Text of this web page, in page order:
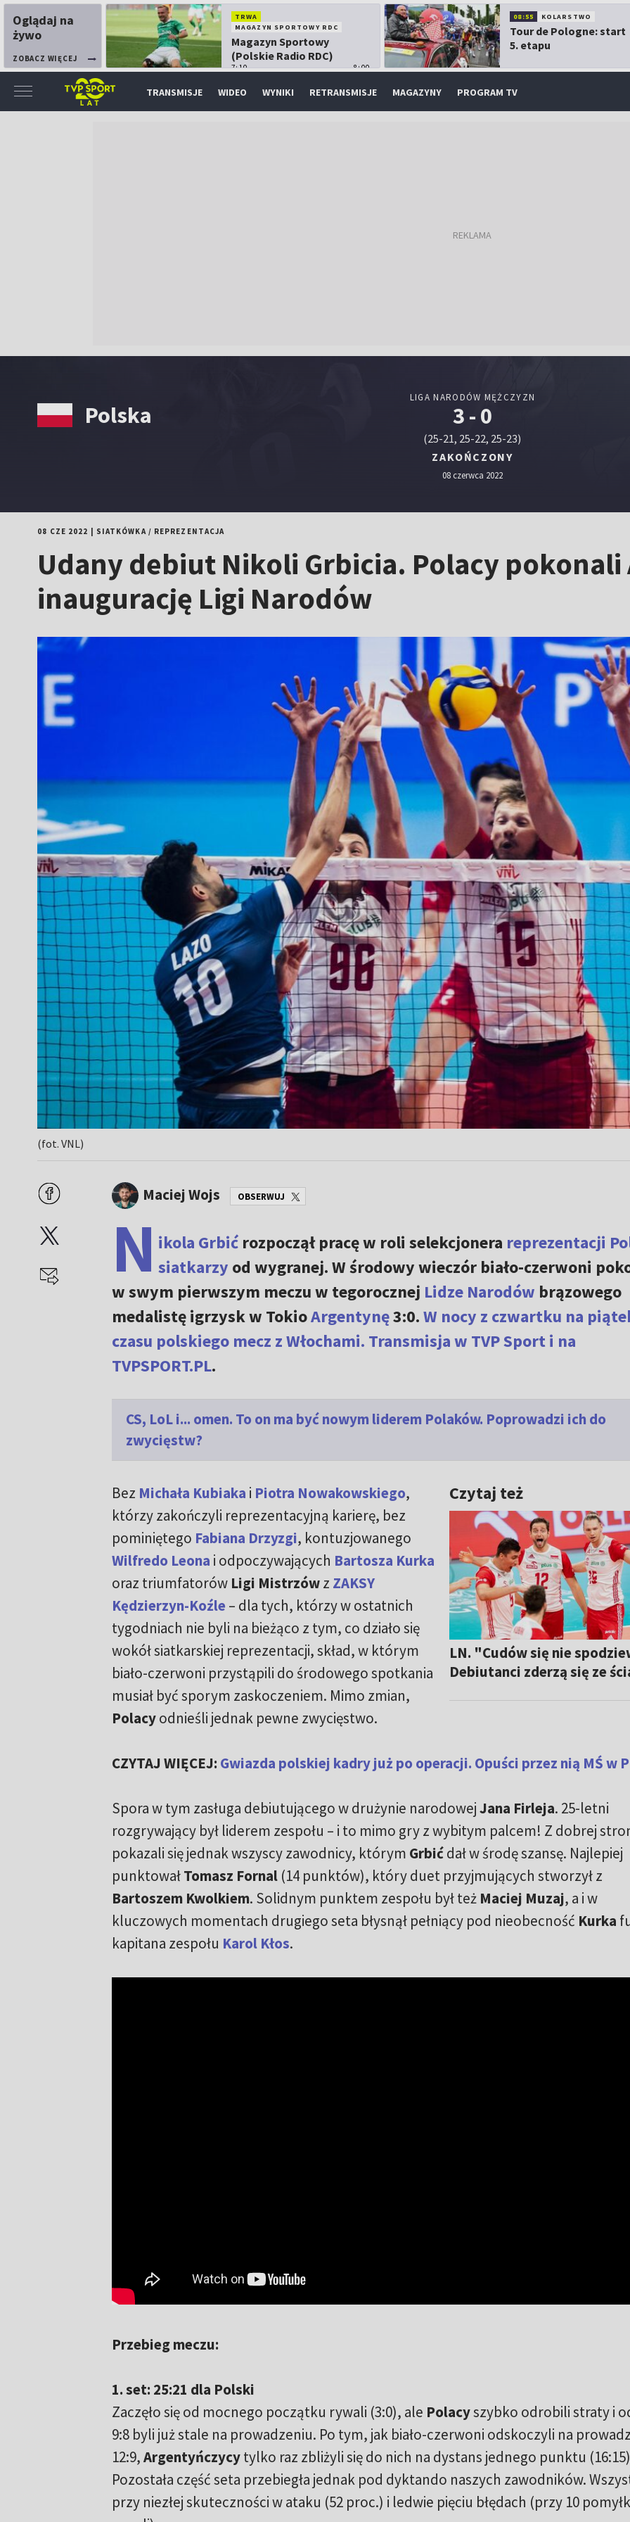
Oglądaj na
żywo
ZOBACZ WIĘCEJ
TRWA
MAGAZYN SPORTOWY RDC
Magazyn Sportowy
(Polskie Radio RDC)
7:10 8:00
08:55 KOLARSTWO
Tour de Pologne: start
5. etapu
TRANSMISJE WIDEO WYNIKI RETRANSMISJE MAGAZYNY PROGRAM TV
Polska
LIGA NARODÓW MĘŻCZYZN
3 - 0
(25-21, 25-22, 25-23)
ZAKOŃCZONY
08 czerwca 2022
08 CZE 2022 SIATKÓWKA/ REPREZENTACJA
Udany debiut Nikoli Grbicia. Polacy pokonali
inaugurację Ligi Narodów
(fot. VNL)
Maciej Wojs OBSERWUJ
N ikola Grbićrozpoczął pracę w roli selekcjonera reprezentacji
siatkarzy od wygranej. W środowy wieczór biało-czerwoni
w swym pierwszym meczu w tegorocznej Lidze Narodów brązowego
medalistę igrzysk w TokioArgentynę3:0.W nocy z czwartku na
czasu polskiego mecz z Włochami. Transmisja w TVP Sport i na
TVPSPORT.PL.
CS, LoL i... omen. To on ma być nowym liderem Polaków. Poprowadzi ich do
zwycięstw?
Czytaj też
LN. "Cudów się nie
Debiutanci zderzą się ze
Bez Michała Kubiaka i Piotra Nowakowskiego,
którzy zakończyli reprezentacyjną karierę, bez
pominiętego Fabiana Drzyzgi, kontuzjowanego
Wilfredo Leona i odpoczywających Bartosza Kurka
oraz triumfatorów Ligi Mistrzówz ZAKSY
Kędzierzyn-Koźle – dla tych, którzy w ostatnich
tygodniach nie byli na bieżąco z tym, co działo się
wokół siatkarskiej reprezentacji, skład, w którym
biało-czerwoni przystąpili do środowego spotkania
musiał być sporym zaskoczeniem. Mimo zmian,
Polacyodnieśli jednak pewne zwycięstwo.
CZYTAJ WIĘCEJ: Gwiazda polskiej kadry już po operacji. Opuści przez nią MŚ w
Spora w tym zasługa debiutującego w drużynie narodowejJana Firleja. 25-letni
rozgrywający był liderem zespołu – i to mimo gry z wybitym palcem! Z dobrej
pokazali się jednak wszyscy zawodnicy, którym Grbićdał w środę szansę. Najlepiej
punktowałTomasz Fornal(14 punktów), który duet przyjmujących stworzył z
Bartoszem Kwolkiem. Solidnym punktem zespołu był też Maciej Muzaj, a i w
kluczowych momentach drugiego seta błysnął pełniący pod nieobecność Kurka
kapitana zespołu Karol Kłos.
Przebieg meczu:
1. set: 25:21 dla Polski
Zaczęło się od mocnego początku rywali (3:0), ale Polacyszybko odrobili straty i
9:8 byli już stale na prowadzeniu. Po tym, jak biało-czerwoni odskoczyli na
12:9,Argentyńczycytylko raz zbliżyli się do nich na dystans jednego punktu
Pozostała część seta przebiegła jednak pod dyktando naszych zawodników.
przy niezłej skuteczności w ataku (52 proc.) i ledwie pięciu błędach (przy 10